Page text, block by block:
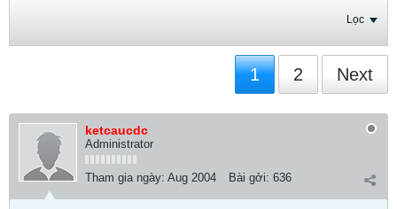
Lọc
1 2 Next
ketcaucdc
Administrator
Tham gia ngày: Aug 2004 Bài gởi: 636